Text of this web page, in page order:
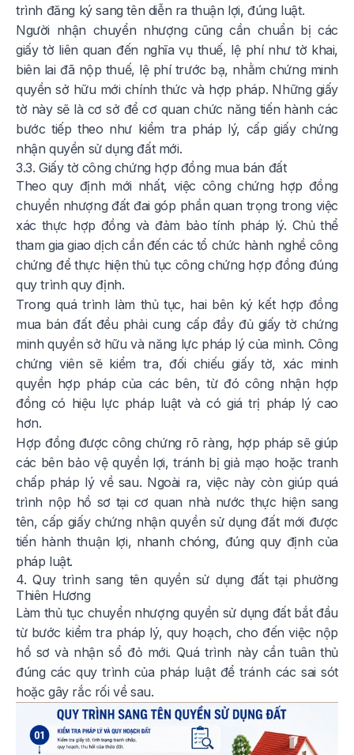
trình đăng ký sang tên diễn ra thuận lợi, đúng luật.
Người nhận chuyển nhượng cũng cần chuẩn bị các
giấy tờ liên quan đến nghĩa vụ thuế, lệ phí như tờ khai,
biên lai đã nộp thuế, lệ phí trước bạ, nhằm chứng minh
quyền sở hữu mới chính thức và hợp pháp. Những giấy
tờ này sẽ là cơ sở để cơ quan chức năng tiến hành các
bước tiếp theo như kiểm tra pháp lý, cấp giấy chứng
nhận quyền sử dụng đất mới.
3.3. Giấy tờ công chứng hợp đồng mua bán đất
Theo quy định mới nhất, việc công chứng hợp đồng
chuyển nhượng đất đai góp phần quan trọng trong việc
xác thực hợp đồng và đảm bảo tính pháp lý. Chủ thể
tham gia giao dịch cần đến các tổ chức hành nghề công
chứng để thực hiện thủ tục công chứng hợp đồng đúng
quy trình quy định.
Trong quá trình làm thủ tục, hai bên ký kết hợp đồng
mua bán đất đều phải cung cấp đầy đủ giấy tờ chứng
minh quyền sở hữu và năng lực pháp lý của mình. Công
chứng viên sẽ kiểm tra, đối chiếu giấy tờ, xác minh
quyền hợp pháp của các bên, từ đó công nhận hợp
đồng có hiệu lực pháp luật và có giá trị pháp lý cao
hơn.
Hợp đồng được công chứng rõ ràng, hợp pháp sẽ giúp
các bên bảo vệ quyền lợi, tránh bị giả mạo hoặc tranh
chấp pháp lý về sau. Ngoài ra, việc này còn giúp quá
trình nộp hồ sơ tại cơ quan nhà nước thực hiện sang
tên, cấp giấy chứng nhận quyền sử dụng đất mới được
tiến hành thuận lợi, nhanh chóng, đúng quy định của
pháp luật.
4. Quy trình sang tên quyền sử dụng đất tại phường
Thiên Hương
Làm thủ tục chuyển nhượng quyền sử dụng đất bắt đầu
từ bước kiểm tra pháp lý, quy hoạch, cho đến việc nộp
hồ sơ và nhận sổ đỏ mới. Quá trình này cần tuân thủ
đúng các quy trình của pháp luật để tránh các sai sót
hoặc gây rắc rối về sau.